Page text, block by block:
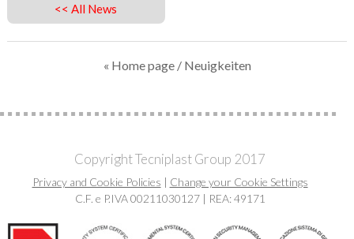
<< All News
« Home page/ Neuigkeiten
Copyright Tecniplast Group 2017
Privacy and Cookie Policies | Change your Cookie Settings
C.F. e P.IVA 00211030127 | REA: 49171